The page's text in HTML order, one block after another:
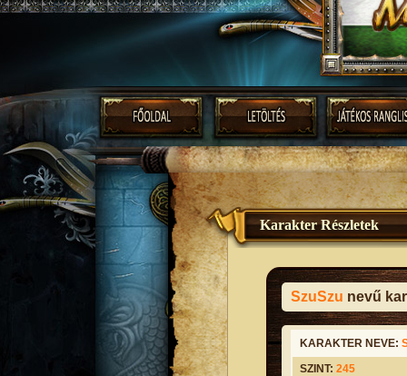
Karakter Részletek
SzuSzu nevű
KARAKTER NEVE:
SZINT: 245